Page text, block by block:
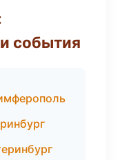
события